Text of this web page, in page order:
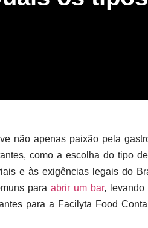
não apenas paixão pela
como a escolha do tipo
e às exigências legais do
para abrir um bar, levando
para a Facilyta Food